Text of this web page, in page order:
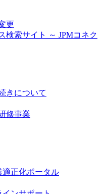
更
検索サイト ～ JPMコネク
きについて
修事業
適正化ポータル